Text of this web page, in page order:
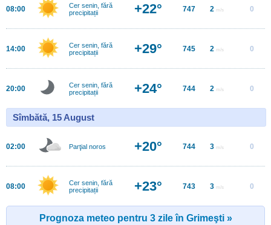
08:00
Cer senin, fără
precipitații
+22° 747 2 m/s 0
14:00
Cer senin, fără
precipitații
+29° 745 2 m/s 0
20:00
Cer senin, fără
precipitații
+24° 744 2 m/s 0
Sîmbătă, 15 August
02:00 Parţial noros +20° 744 3 m/s 0
08:00
Cer senin, fără
precipitații
+23° 743 3 m/s 0
Prognoza meteo pentru 3 zile în Grimeşti »